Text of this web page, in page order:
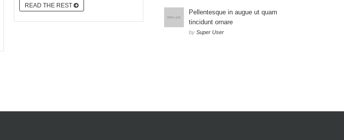
READ THE REST
Pellentesque in augue ut quam
tincidunt ornare
by Super User